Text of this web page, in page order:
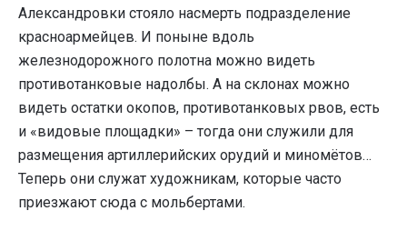
Александровки стояло насмерть подразделение
красноармейцев. И поныне вдоль
железнодорожного полотна можно видеть
противотанковые надолбы. А на склонах можно
видеть остатки окопов, противотанковых рвов, есть
и «видовые площадки» – тогда они служили для
размещения артиллерийских орудий и миномётов…
Теперь они служат художникам, которые часто
приезжают сюда с мольбертами.